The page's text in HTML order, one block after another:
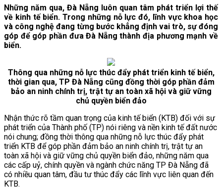
Những năm qua, Đà Nẵng luôn quan tâm phát triển lợi thế
về kinh tế biển. Trong những nỗ lực đó, lĩnh vực khoa học
và công nghệ đang từng bước khẳng định vai trò, sự đóng
góp để góp phần đưa Đà Nẵng thành địa phương mạnh về
biển.
Thông qua những nỗ lực thúc đẩy phát triển kinh tế biển,
thời gian qua, TP Đà Nẵng cũng đồng thời góp phần đảm
bảo an ninh chính trị, trật tự an toàn xã hội và giữ vững
chủ quyền biển đảo
Nhận thức rõ tầm quan trọng của kinh tế biển (KTB) đối với sự
phát triển của Thành phố (TP) nói riêng và nền kinh tế đất nước
nói chung; đồng thời thông qua những nỗ lực thúc đẩy phát
triển KTB để góp phần đảm bảo an ninh chính trị, trật tự an
toàn xã hội và giữ vững chủ quyền biển đảo, những năm qua
các cấp uỷ, chính quyền và ngành chức năng TP Đà Nẵng đã
có nhiều quan tâm, đầu tư thúc đẩy các lĩnh vực liên quan đến
KTB.